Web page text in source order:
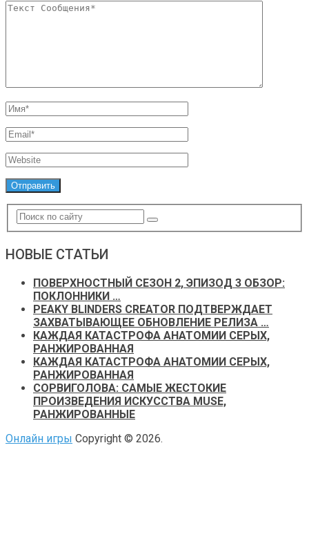
НОВЫЕ СТАТЬИ
ПОВЕРХНОСТНЫЙ СЕЗОН 2, ЭПИЗОД 3 ОБЗОР:
ПОКЛОННИКИ …
PEAKY BLINDERS CREATOR ПОДТВЕРЖДАЕТ
ЗАХВАТЫВАЮЩЕЕ ОБНОВЛЕНИЕ РЕЛИЗА …
КАЖДАЯ КАТАСТРОФА АНАТОМИИ СЕРЫХ,
РАНЖИРОВАННАЯ
КАЖДАЯ КАТАСТРОФА АНАТОМИИ СЕРЫХ,
РАНЖИРОВАННАЯ
СОРВИГОЛОВА: САМЫЕ ЖЕСТОКИЕ
ПРОИЗВЕДЕНИЯ ИСКУССТВА MUSE,
РАНЖИРОВАННЫЕ
Онлайн игры Copyright © 2026.